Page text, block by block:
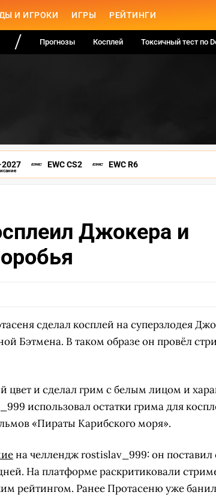
И ИГРОКИ ИГРЫ РЕЙТИНГИ
Прогнозы Косплей Токсичный тест по
EWC CS2 EWC R6
Джокера и
сделал косплей на суперзлодея
Бэтмена. В таком образе он провёл
цвет и сделал грим с белым лицом и
использовал остатки грима для
«Пираты Карибского моря».
на челлендж rostislav_999: он поставил
На платформе раскритиковали
рейтингом. Ранее Протасеню уже